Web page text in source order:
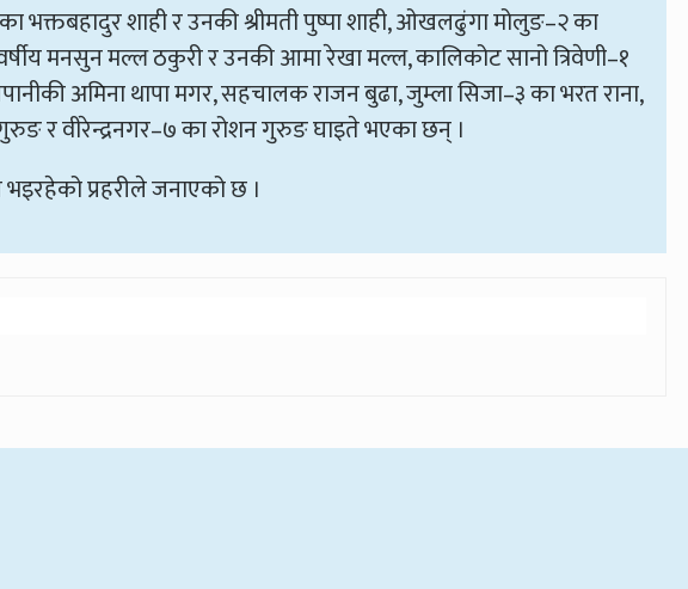
भक्तबहादुर शाही र उनकी श्रीमती पुष्पा शाही, ओखलढुंगा मोलुङ–२ का
वर्षीय मनसुन मल्ल ठकुरी र उनकी आमा रेखा मल्ल, कालिकोट सानो त्रिवेणी–१
अमिना थापा मगर, सहचालक राजन बुढा, जुम्ला सिजा–३ का भरत राना,
र वीरेन्द्रनगर–७ का रोशन गुरुङ घाइते भएका छन् ।
प्रहरीले जनाएको छ ।